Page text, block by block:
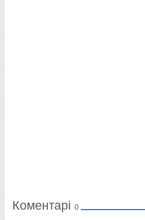
Коментарі 0